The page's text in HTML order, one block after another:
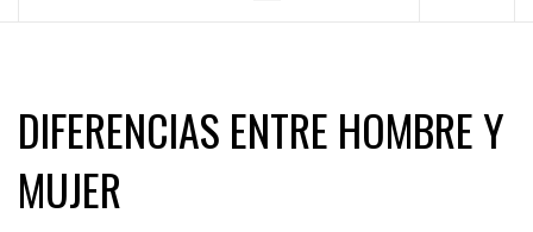
DIFERENCIAS ENTRE HOMBRE Y
MUJER